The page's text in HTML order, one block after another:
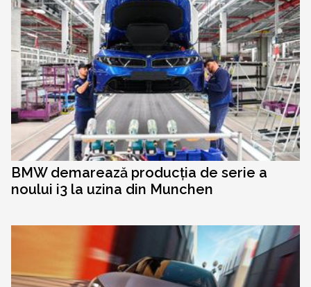
BMW demarează producția de serie a
noului i3 la uzina din Munchen